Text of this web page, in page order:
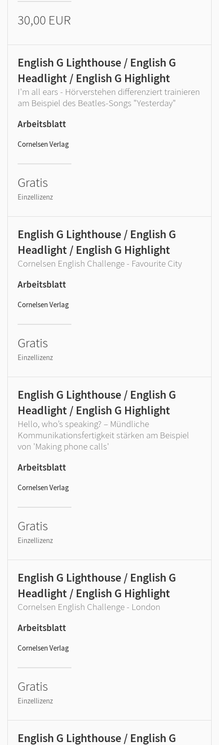
30,00 EUR
English G Lighthouse / English G
Headlight / English G Highlight
I'm all ears - Hörverstehen differenziert trainieren
am Beispiel des Beatles-Songs "Yesterday"
Arbeitsblatt
Cornelsen Verlag
Gratis
Einzellizenz
English G Lighthouse / English G
Headlight / English G Highlight
Cornelsen English Challenge - Favourite City
Arbeitsblatt
Cornelsen Verlag
Gratis
Einzellizenz
English G Lighthouse / English G
Headlight / English G Highlight
Hello, who’s speaking? – Mündliche
Kommunikationsfertigkeit stärken am Beispiel
von 'Making phone calls'
Arbeitsblatt
Cornelsen Verlag
Gratis
Einzellizenz
English G Lighthouse / English G
Headlight / English G Highlight
Cornelsen English Challenge - London
Arbeitsblatt
Cornelsen Verlag
Gratis
Einzellizenz
English G Lighthouse / English G